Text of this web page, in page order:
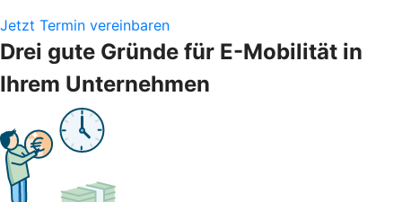
Jetzt Termin vereinbaren
Drei gute Gründe für E-Mobilität in
Ihrem Unternehmen